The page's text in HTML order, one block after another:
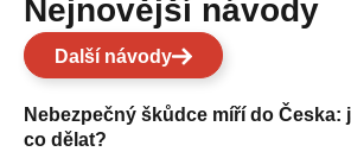
Nejnovější návody
Další návody
Nebezpečný škůdce míří do Česka:
co dělat?